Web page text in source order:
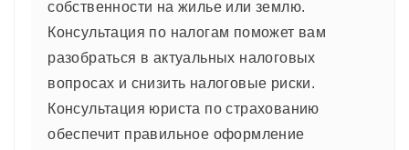
собственности на жилье или землю.
Консультация по налогам поможет вам
разобраться в актуальных налоговых
вопросах и снизить налоговые риски.
Консультация юриста по страхованию
обеспечит правильное оформление